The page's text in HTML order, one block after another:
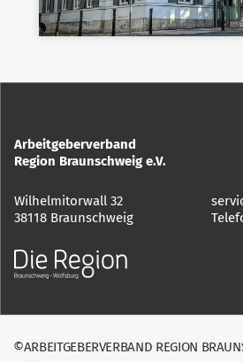
Arbeitgeberverband
Region Braunschweig e.V.
Wilhelmitorwall 32
38118 Braunschweig
©ARBEITGEBERVERBAND REGION